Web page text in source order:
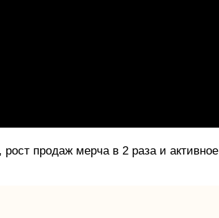
продаж мерча в 2 раза и активное